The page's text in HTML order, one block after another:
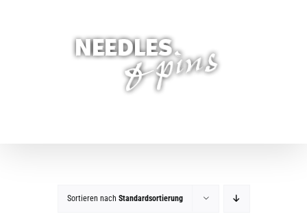
Sortieren nach Standardsortierung